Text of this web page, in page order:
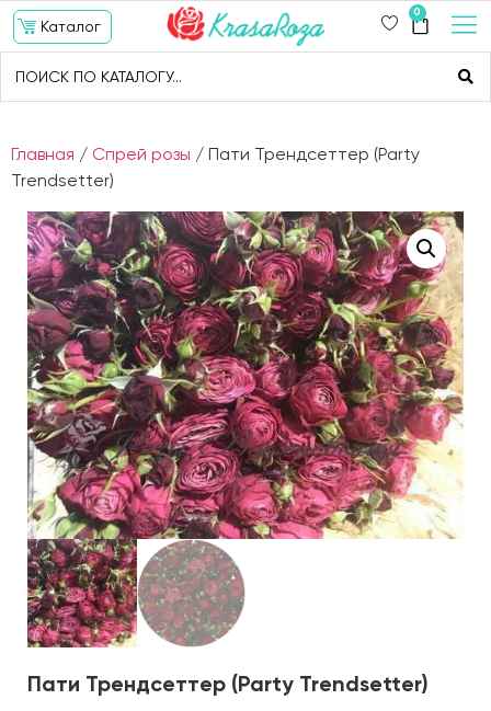
Каталог
0
Главная / Спрей розы / Пати Трендсеттер (Party
Trendsetter)
Пати Трендсеттер (Party Trendsetter)